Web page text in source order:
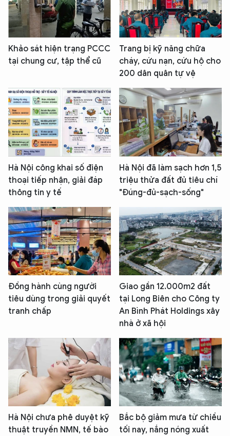
Khảo sát hiện trạng PCCC
tại chung cư, tập thể cũ
Trang bị kỹ năng chữa
cháy, cứu nạn, cứu hộ cho
200 dân quân tự vệ
Hà Nội công khai số điện
thoại tiếp nhận, giải đáp
thông tin y tế
Hà Nội đã làm sạch hơn 1,5
triệu thửa đất đủ tiêu chí
"Đúng-đủ-sạch-sống"
Đồng hành cùng người
tiêu dùng trong giải quyết
tranh chấp
Giao gần 12.000m2 đất
tại Long Biên cho Công ty
An Bình Phát Holdings xây
nhà ở xã hội
Hà Nội chưa phê duyệt kỹ
thuật truyền NMN, tế bào
Bắc bộ giảm mưa từ chiều
tối nay, nắng nóng xuất